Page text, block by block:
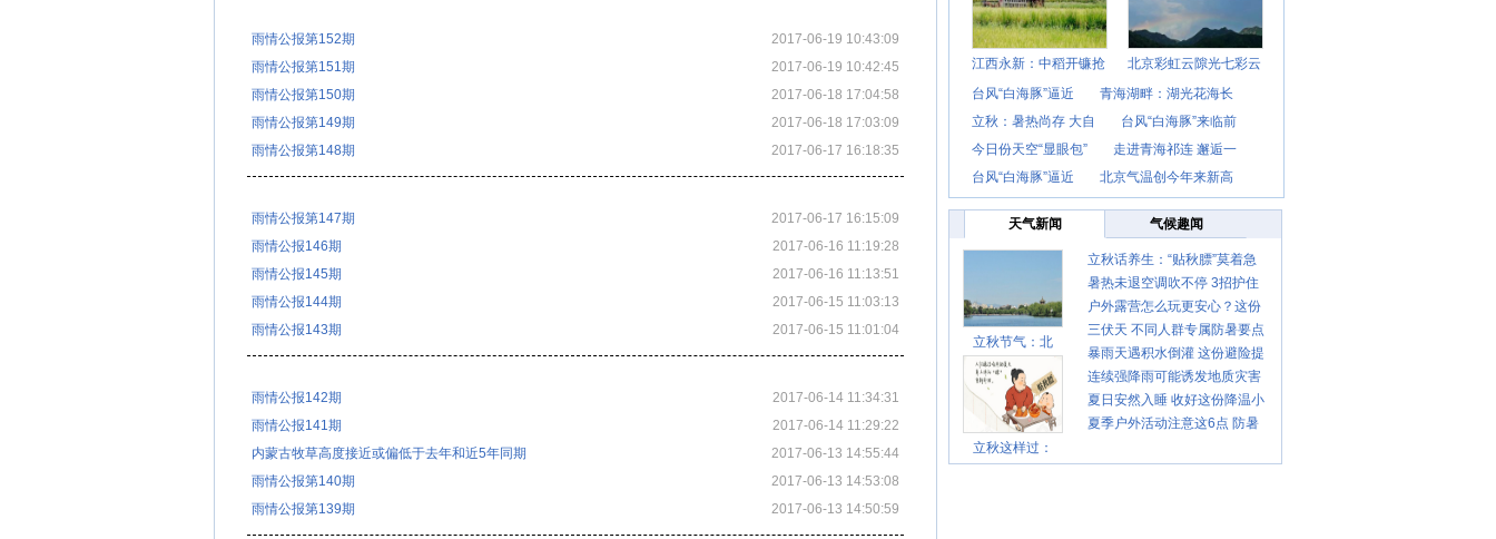
雨情公报第152期
2017-06-19 10:43:09
雨情公报第151期
2017-06-19 10:42:45
雨情公报第150期
2017-06-18 17:04:58
雨情公报第149期
2017-06-18 17:03:09
雨情公报第148期
2017-06-17 16:18:35
雨情公报第147期
2017-06-17 16:15:09
雨情公报146期
2017-06-16 11:19:28
雨情公报145期
2017-06-16 11:13:51
雨情公报144期
2017-06-15 11:03:13
雨情公报143期
2017-06-15 11:01:04
雨情公报142期
2017-06-14 11:34:31
雨情公报141期
2017-06-14 11:29:22
内蒙古牧草高度接近或偏低于去年和近5年同期
2017-06-13 14:55:44
雨情公报第140期
2017-06-13 14:53:08
雨情公报第139期
2017-06-13 14:50:59
江西永新：中稻开镰抢
北京彩虹云隙光七彩云
台风“白海豚”逼近
青海湖畔：湖光花海长
立秋：暑热尚存 大自
台风“白海豚”来临前
今日份天空“显眼包”
走进青海祁连 邂逅一
台风“白海豚”逼近
北京气温创今年来新高
天气新闻 气候趣闻
立秋节气：北
立秋这样过：
立秋话养生：“贴秋膘”莫着急
先清暑再防燥
暑热未退空调吹不停 3招护住
肩颈不酸痛
户外露营怎么玩更安心？这份
攻略请收好
三伏天 不同人群专属防暑要点
请收好
暴雨天遇积水倒灌 这份避险提
示请收好
连续强降雨可能诱发地质灾害
这些前兆要知道
夏日安然入睡 收好这份降温小
贴士
夏季户外活动注意这6点 防暑